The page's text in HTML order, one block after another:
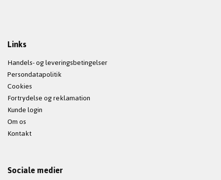
Links
Handels- og leveringsbetingelser
Persondatapolitik
Cookies
Fortrydelse og reklamation
Kunde login
Om os
Kontakt
Sociale medier